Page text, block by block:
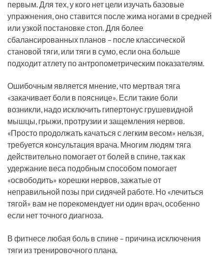
первым. Для тех, у кого нет цели изучать базовые
упражнения, оно ставится после жима ногами в средней
или узкой постановке стоп. Для более
сбалансированных планов – после классической
становой тяги, или тяги в сумо, если она больше
подходит атлету по антропометрическим показателям.
Ошибочным является мнение, что мертвая тяга
«закачивает боли в пояснице». Если такие боли
возникли, надо исключить гипертонус грушевидной
мышцы, грыжи, протрузии и защемления нервов.
«Просто продолжать качаться с легким весом» нельзя,
требуется консультация врача. Многим людям тяга
действительно помогает от болей в спине, так как
удержание веса подобным способом помогает
«освободить» корешки нервов, зажатые от
неправильной позы при сидячей работе. Но «лечиться
тягой» вам не порекомендует ни один врач, особенно
если нет точного диагноза.
В фитнесе любая боль в спине – причина исключения
тяги из тренировочного плана.